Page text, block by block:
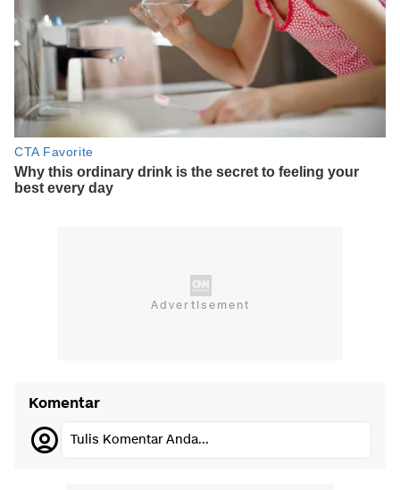
Komentar
Tulis Komentar Anda...